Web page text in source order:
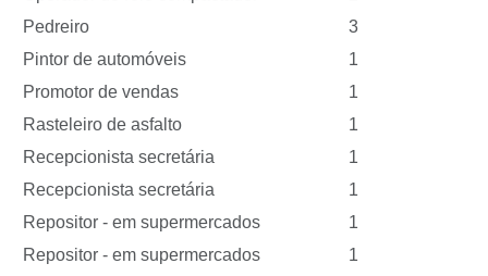
Pedreiro
3
Pintor de automóveis
1
Promotor de vendas
1
Rasteleiro de asfalto
1
Recepcionista secretária
1
Recepcionista secretária
1
Repositor - em supermercados
1
Repositor - em supermercados
1